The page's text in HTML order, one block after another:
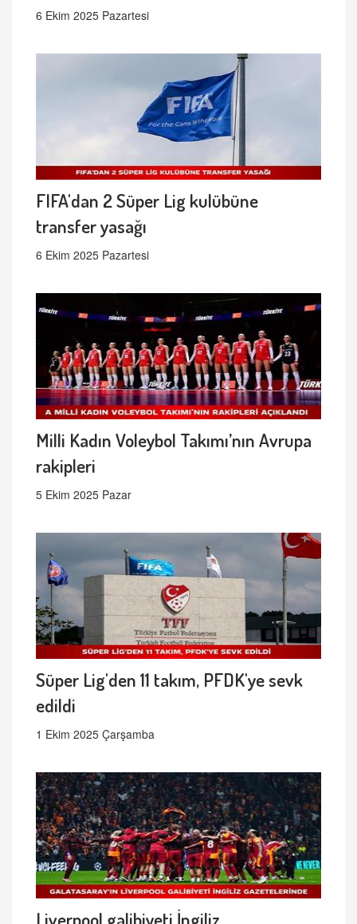
6 Ekim 2025 Pazartesi
FIFA'dan 2 Süper Lig kulübüne
transfer yasağı
6 Ekim 2025 Pazartesi
Milli Kadın Voleybol Takımı’nın Avrupa
rakipleri
5 Ekim 2025 Pazar
Süper Lig'den 11 takım, PFDK'ye sevk
edildi
1 Ekim 2025 Çarşamba
Liverpool galibiyeti İngiliz